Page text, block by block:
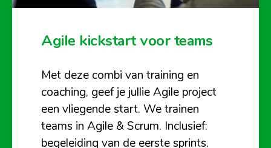
Agile kickstart voor teams
Met deze combi van training en
coaching, geef je jullie Agile project
een vliegende start. We trainen
teams in Agile & Scrum. Inclusief:
begeleiding van de eerste sprints.